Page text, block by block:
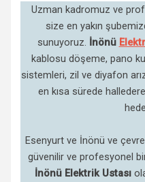
Uzman kadromuz ve
size en yakın
sunuyoruz. İnönü
kablosu döşeme, pano
sistemleri, zil ve diyafon
en kısa sürede
Esenyurt ve İnönü ve
güvenilir ve profesyonel
İnönü Elektrik Ustası